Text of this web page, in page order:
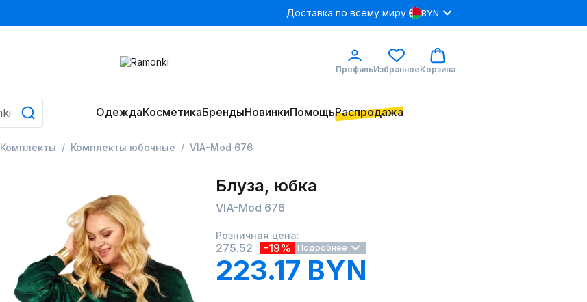
Доставка по всему миру BYN
ПрофильИзбранноеКорзина
ОдеждаКосметикаБрендыНовинкиПомощьРаспродажа
Комплекты Комплекты юбочные VIA-Mod 676
Блуза, юбка
VIA-Mod 676
Розничная цена:
275.52 -19% Подробнее
223.17 BYN